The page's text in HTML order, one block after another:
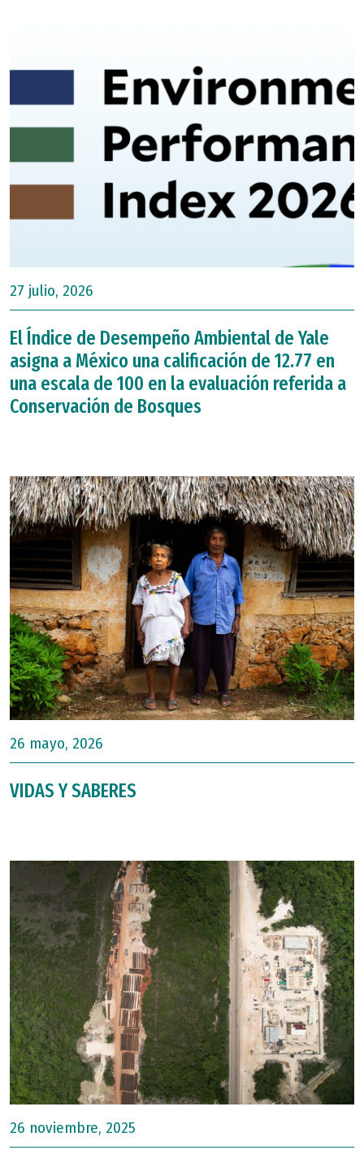
27 julio, 2026
El Índice de Desempeño Ambiental de Yale
asigna a México una calificación de 12.77 en
una escala de 100 en la evaluación referida a
Conservación de Bosques
26 mayo, 2026
VIDAS Y SABERES
26 noviembre, 2025